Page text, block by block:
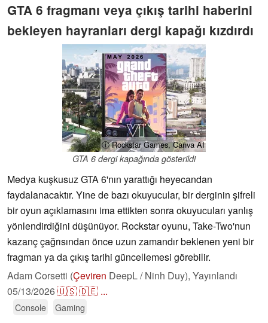
GTA 6 fragmanı veya çıkış tarihi haberini
bekleyen hayranları dergi kapağı kızdırdı
ⓘ Rockstar Games, Canva AI
GTA 6 dergi kapağında gösterildi
Medya kuşkusuz GTA 6'nın yarattığı heyecandan
faydalanacaktır. Yine de bazı okuyucular, bir derginin şifreli
bir oyun açıklamasını ima ettikten sonra okuyucuları yanlış
yönlendirdiğini düşünüyor. Rockstar oyunu, Take-Two'nun
kazanç çağrısından önce uzun zamandır beklenen yeni bir
fragman ya da çıkış tarihi güncellemesi görebilir.
Adam Corsetti (Çeviren DeepL / Ninh Duy), Yayınlandı
05/13/2026🇺🇸🇩🇪 ...
Console Gaming